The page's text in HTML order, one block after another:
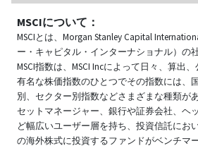
MSCIについて：
MSCIとは、Morgan Stanley Capital
ー・キャピタル・インターナショナル）の
MSCI指数は、MSCI Incによって日々、算出
有名な株価指数のひとつでその指数には、
別、セクター別指数などさまざまな種類が
セットマネージャー、銀行や証券会社、ヘ
ど幅広いユーザー層を持ち、投資信託にお
の海外株式に投資するファンドがベンチマ